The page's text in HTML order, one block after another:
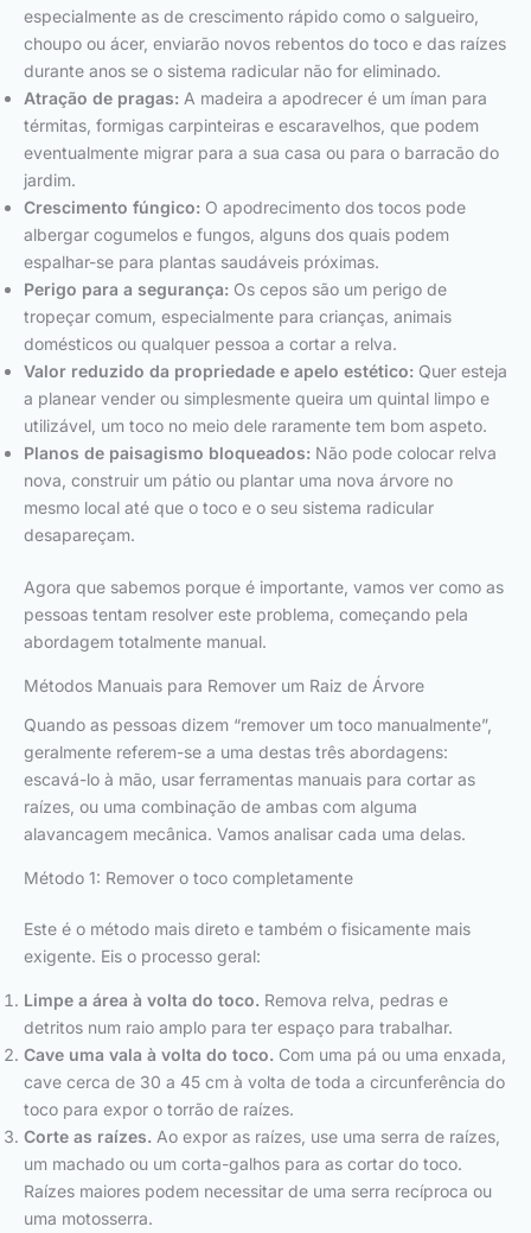
especialmente as de crescimento rápido como o salgueiro,
choupo ou ácer, enviarão novos rebentos do toco e das raízes
durante anos se o sistema radicular não for eliminado.
Atração de pragas: A madeira a apodrecer é um íman para
térmitas, formigas carpinteiras e escaravelhos, que podem
eventualmente migrar para a sua casa ou para o barracão do
jardim.
Crescimento fúngico: O apodrecimento dos tocos pode
albergar cogumelos e fungos, alguns dos quais podem
espalhar-se para plantas saudáveis próximas.
Perigo para a segurança: Os cepos são um perigo de
tropeçar comum, especialmente para crianças, animais
domésticos ou qualquer pessoa a cortar a relva.
Valor reduzido da propriedade e apelo estético: Quer esteja
a planear vender ou simplesmente queira um quintal limpo e
utilizável, um toco no meio dele raramente tem bom aspeto.
Planos de paisagismo bloqueados: Não pode colocar relva
nova, construir um pátio ou plantar uma nova árvore no
mesmo local até que o toco e o seu sistema radicular
desapareçam.
Agora que sabemos porque é importante, vamos ver como as
pessoas tentam resolver este problema, começando pela
abordagem totalmente manual.
Métodos Manuais para Remover um Raiz de Árvore
Quando as pessoas dizem “remover um toco manualmente”,
geralmente referem-se a uma destas três abordagens:
escavá-lo à mão, usar ferramentas manuais para cortar as
raízes, ou uma combinação de ambas com alguma
alavancagem mecânica. Vamos analisar cada uma delas.
Método 1: Remover o toco completamente
Este é o método mais direto e também o fisicamente mais
exigente. Eis o processo geral:
Limpe a área à volta do toco. Remova relva, pedras e
detritos num raio amplo para ter espaço para trabalhar.
Cave uma vala à volta do toco. Com uma pá ou uma enxada,
cave cerca de 30 a 45 cm à volta de toda a circunferência do
toco para expor o torrão de raízes.
Corte as raízes. Ao expor as raízes, use uma serra de raízes,
um machado ou um corta-galhos para as cortar do toco.
Raízes maiores podem necessitar de uma serra recíproca ou
uma motosserra.